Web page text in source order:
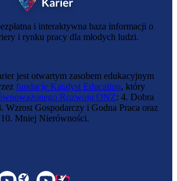
i interaktywna baza informacji o
i rynku pracy dla młodych ludzi.
jest otwartym zasobem edukacyjnym
fundację Katalyst Education, który
Rozwoju ONZ: 4. Dobra
Wzrost Gospodarczy i Godna Praca oraz
10. Mniej Nierówności.